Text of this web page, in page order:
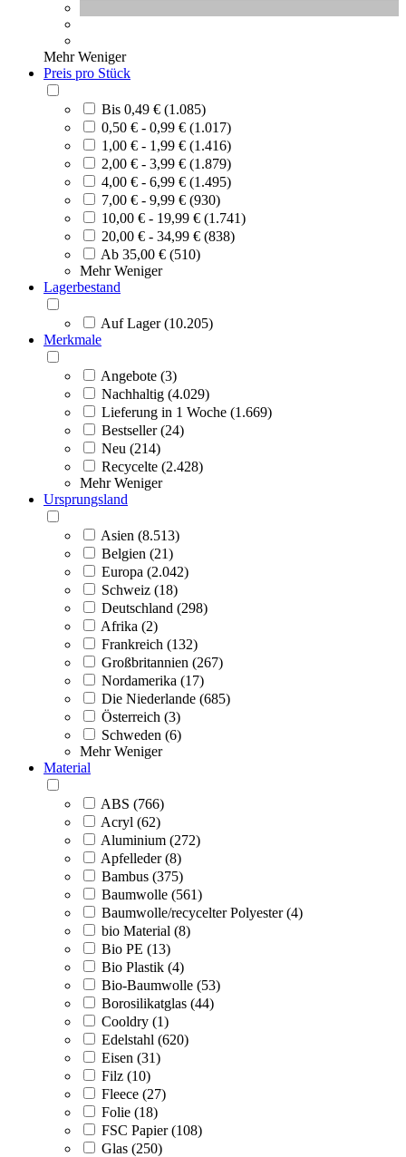
Mehr Weniger
Preis pro Stück
Bis 0,49 € (1.085)
0,50 € - 0,99 € (1.017)
1,00 € - 1,99 € (1.416)
2,00 € - 3,99 € (1.879)
4,00 € - 6,99 € (1.495)
7,00 € - 9,99 € (930)
10,00 € - 19,99 € (1.741)
20,00 € - 34,99 € (838)
Ab 35,00 € (510)
Mehr Weniger
Lagerbestand
Auf Lager (10.205)
Merkmale
Angebote (3)
Nachhaltig (4.029)
Lieferung in 1 Woche (1.669)
Bestseller (24)
Neu (214)
Recycelte (2.428)
Mehr Weniger
Ursprungsland
Asien (8.513)
Belgien (21)
Europa (2.042)
Schweiz (18)
Deutschland (298)
Afrika (2)
Frankreich (132)
Großbritannien (267)
Nordamerika (17)
Die Niederlande (685)
Österreich (3)
Schweden (6)
Mehr Weniger
Material
ABS (766)
Acryl (62)
Aluminium (272)
Apfelleder (8)
Bambus (375)
Baumwolle (561)
Baumwolle/recycelter Polyester (4)
bio Material (8)
Bio PE (13)
Bio Plastik (4)
Bio-Baumwolle (53)
Borosilikatglas (44)
Cooldry (1)
Edelstahl (620)
Eisen (31)
Filz (10)
Fleece (27)
Folie (18)
FSC Papier (108)
Glas (250)